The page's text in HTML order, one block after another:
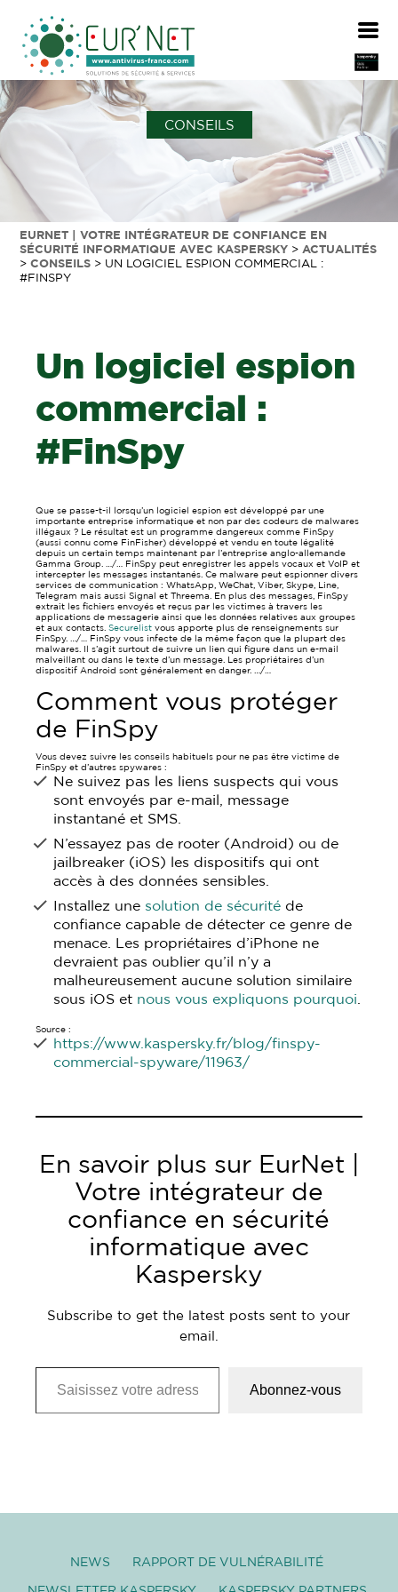
CONSEILS
EURNET | VOTRE INTÉGRATEUR DE CONFIANCE EN
SÉCURITÉ INFORMATIQUE AVEC KASPERSKY >ACTUALITÉS
>CONSEILS > UN LOGICIEL ESPION COMMERCIAL :
#FINSPY
Un logiciel espion
commercial :
#FinSpy
Que se passe-t-il lorsqu’un logiciel espion est développé par une
importante entreprise informatique et non par des codeurs de malwares
illégaux ? Le résultat est un programme dangereux comme FinSpy
(aussi connu come FinFisher) développé et vendu en toute légalité
depuis un certain temps maintenant par l’entreprise anglo-allemande
Gamma Group. …/… FinSpy peut enregistrer les appels vocaux et VoIP et
intercepter les messages instantanés. Ce malware peut espionner divers
services de communication : WhatsApp, WeChat, Viber, Skype, Line,
Telegram mais aussi Signal et Threema. En plus des messages, FinSpy
extrait les fichiers envoyés et reçus par les victimes à travers les
applications de messagerie ainsi que les données relatives aux groupes
et aux contacts.Securelist vous apporte plus de renseignements sur
FinSpy. …/… FinSpy vous infecte de la même façon que la plupart des
malwares. Il s’agit surtout de suivre un lien qui figure dans un e-mail
malveillant ou dans le texte d’un message. Les propriétaires d’un
dispositif Android sont généralement en danger. …/…
Comment vous protéger
de FinSpy
Vous devez suivre les conseils habituels pour ne pas être victime de
FinSpy et d’autres spywares :
Ne suivez pas les liens suspects qui vous
sont envoyés par e-mail, message
instantané et SMS.
N’essayez pas de rooter (Android) ou de
jailbreaker (iOS) les dispositifs qui ont
accès à des données sensibles.
Installez une solution de sécurité de
confiance capable de détecter ce genre de
menace. Les propriétaires d’iPhone ne
devraient pas oublier qu’il n’y a
malheureusement aucune solution similaire
sous iOS et nous vous expliquons pourquoi
Source :
https://www.kaspersky.fr/blog/finspy-
commercial-spyware/11963/
En savoir plus sur EurNet |
Votre intégrateur de
confiance en sécurité
informatique avec
Kaspersky
Subscribe to get the latest posts sent to your
email.
Saisissez votre adresse e-mail…
Abonnez-vous
NEWS RAPPORT DE VULNÉRABILITÉ